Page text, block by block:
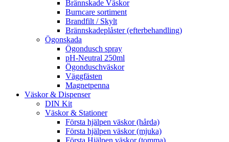
Brännskade Väskor
Burncare sortiment
Brandfilt / Skylt
Brännskadeplåster (efterbehandling)
Ögonskada
Ögondusch spray
pH-Neutral 250ml
Ögonduschväskor
Väggfästen
Magnetpenna
Väskor & Dispenser
DIN Kit
Väskor & Stationer
Första hjälpen väskor (hårda)
Första hjälpen väskor (mjuka)
Första Hjälpen väskor (tomma)